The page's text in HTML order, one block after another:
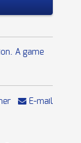
A game
E-mail